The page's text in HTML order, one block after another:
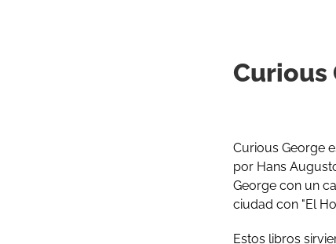
Curious
Curious George
por Hans
George con un
ciudad con "El
Estos libros